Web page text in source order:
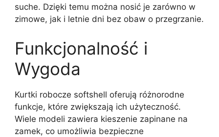
suche. Dzięki temu można nosić je zarówno w
zimowe, jak i letnie dni bez obaw o przegrzanie.
Funkcjonalność i
Wygoda
Kurtki robocze softshell oferują różnorodne
funkcje, które zwiększają ich użyteczność.
Wiele modeli zawiera kieszenie zapinane na
zamek, co umożliwia bezpieczne